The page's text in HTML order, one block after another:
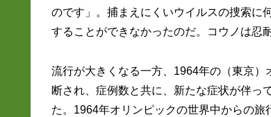
のです」。捕まえにくいウイルスの捜索に
することができなかったのだ。コウノは忍
流行が大きくなる一方、1964年の（東京
断され、症例数と共に、新たな症状が伴っ
た。1964年オリンピックの世界中からの